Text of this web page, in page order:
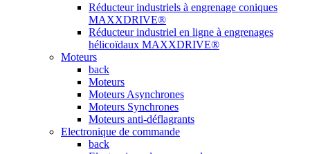
Réducteur industriels à engrenage coniques
MAXXDRIVE®
Réducteur industriel en ligne à engrenages
hélicoïdaux MAXXDRIVE®
Moteurs
back
Moteurs
Moteurs Asynchrones
Moteurs Synchrones
Moteurs anti-déflagrants
Electronique de commande
back